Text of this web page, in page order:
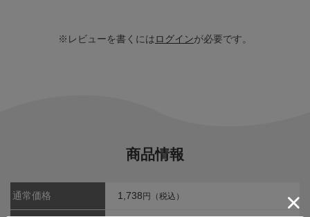
※レビューを書くにはログインが必要です。
商品情報
通常価格 1,738円（税込）